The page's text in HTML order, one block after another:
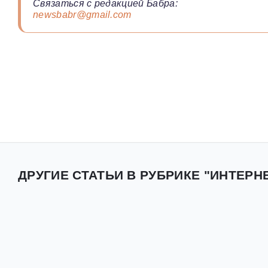
Связаться с редакцией Бабра:
newsbabr@gmail.com
ДРУГИЕ СТАТЬИ В РУБРИКЕ